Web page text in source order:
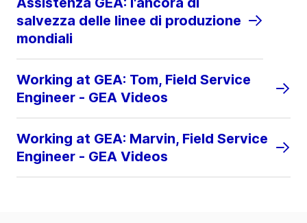
salvezza delle linee di produzione
mondiali
Working at GEA: Tom, Field Service
Engineer - GEA Videos
Working at GEA: Marvin, Field Service
Engineer - GEA Videos